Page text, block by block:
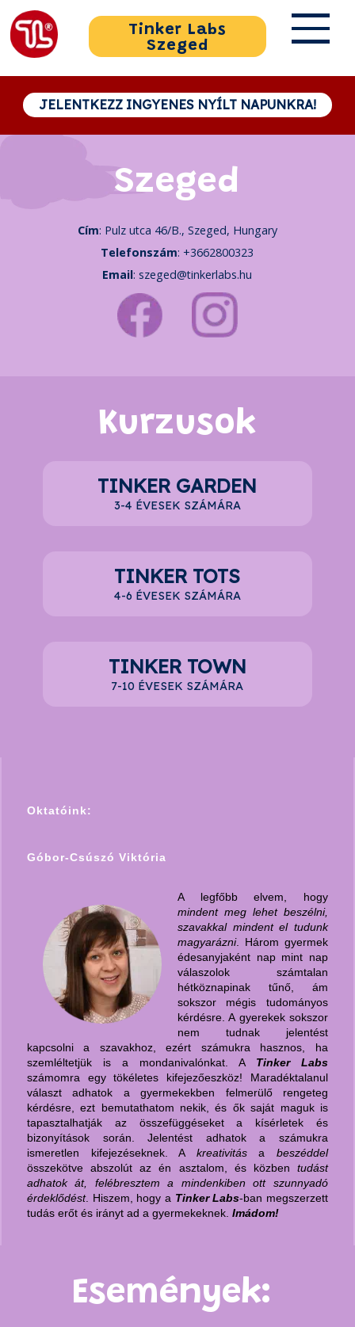
Tinker Labs
Szeged
JELENTKEZZ INGYENES NYÍLT NAPUNKRA!
Szeged
Cím: Pulz utca 46/B., Szeged, Hungary
Telefonszám: +3662800323
Email:szeged@tinkerlabs.hu
Kurzusok
TINKER GARDEN
3-4 ÉVESEK SZÁMÁRA
TINKER TOTS
4-6 ÉVESEK SZÁMÁRA
TINKER TOWN
7-10 ÉVESEK SZÁMÁRA
Oktatóink:
Góbor-Csúszó Viktória
A legfőbb elvem, hogy
mindent meg lehet beszélni,
szavakkal mindent el tudunk
magyarázni. Három gyermek
édesanyjaként nap mint nap
válaszolok számtalan
hétköznapinak tűnő, ám
sokszor mégis tudományos
kérdésre. A gyerekek sokszor
nem tudnak jelentést
kapcsolni a szavakhoz, ezért számukra hasznos, ha
szemléltetjük is a mondanivalónkat. A Tinker Labs
számomra egy tökéletes kifejezőeszköz! Maradéktalanul
választ adhatok a gyermekekben felmerülő rengeteg
kérdésre, ezt bemutathatom nekik, és ők saját maguk is
tapasztalhatják az összefüggéseket a kísérletek és
bizonyítások során. Jelentést adhatok a számukra
ismeretlen kifejezéseknek. A kreativitása beszéddel
összekötve abszolút az én asztalom, és közben tudást
adhatok át, felébresztem a mindenkiben ott szunnyadó
érdeklődést. Hiszem, hogy a Tinker Labs-ban megszerzett
tudás erőt és irányt ad a gyermekeknek. Imádom!
Események: